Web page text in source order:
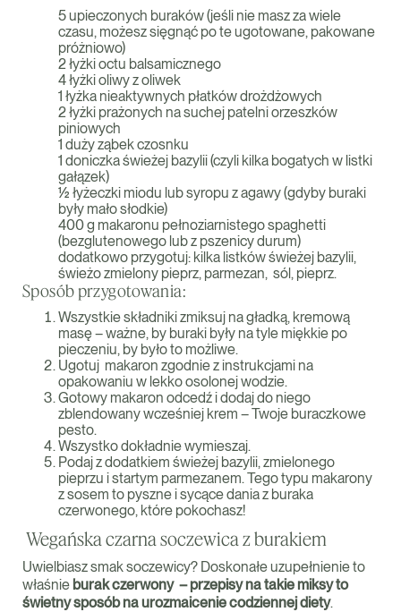
5 upieczonych buraków (jeśli nie masz za wiele
czasu, możesz sięgnąć po te ugotowane, pakowane
próżniowo)
2 łyżki octu balsamicznego
4 łyżki oliwy z oliwek
1 łyżka nieaktywnych płatków drożdżowych
2 łyżki prażonych na suchej patelni orzeszków
piniowych
1 duży ząbek czosnku
1 doniczka świeżej bazylii (czyli kilka bogatych w listki
gałązek)
½ łyżeczki miodu lub syropu z agawy (gdyby buraki
były mało słodkie)
400 g makaronu pełnoziarnistego spaghetti
(bezglutenowego lub z pszenicy durum)
dodatkowo przygotuj: kilka listków świeżej bazylii,
świeżo zmielony pieprz, parmezan, sól, pieprz.
Sposób przygotowania:
Wszystkie składniki zmiksuj na gładką, kremową
masę – ważne, by buraki były na tyle miękkie po
pieczeniu, by było to możliwe.
Ugotuj makaron zgodnie z instrukcjami na
opakowaniu w lekko osolonej wodzie.
Gotowy makaron odcedź i dodaj do niego
zblendowany wcześniej krem – Twoje buraczkowe
pesto.
Wszystko dokładnie wymieszaj.
Podaj z dodatkiem świeżej bazylii, zmielonego
pieprzu i startym parmezanem. Tego typu makarony
z sosem to pyszne i sycące dania z buraka
czerwonego, które pokochasz!
Wegańska czarna soczewica z burakiem
Uwielbiasz smak soczewicy? Doskonałe uzupełnienie to
właśnie burak czerwony – przepisy na takie miksy to
świetny sposób na urozmaicenie codziennej diety.